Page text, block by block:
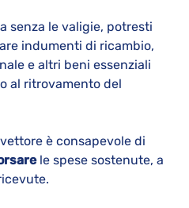
senza le valigie, potresti
indumenti di ricambio,
e altri beni essenziali
al ritrovamento del
è consapevole di
le spese sostenute, a